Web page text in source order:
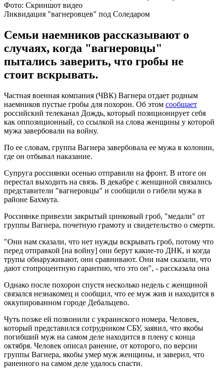
Фото: Скриншот видео
Ликвидация "вагнеровцев" под Соледаром
Семьи наемников рассказывают о
случаях, когда "вагнеровцы"
пытались заверить, что гробы не
стоит вскрывать.
Частная военная компания (ЧВК) Вагнера отдает родным
наемников пустые гробы для похорон. Об этом сообщает
российский телеканал Дождь, который позиционирует себя
как оппозиционный, со ссылкой на слова женщины у которой
мужа завербовали на войну.
По ее словам, группа Вагнера завербовала ее мужа в колонии,
где он отбывал наказание.
Супруга россиянки осенью отправили на фронт. В итоге он
перестал выходить на связь. В декабре с женщиной связались
представители "вагнеровцы" и сообщили о гибели мужа в
районе Бахмута.
Россиянке привезли закрытый цинковый гроб, "медали" от
группы Вагнера, почетную грамоту и свидетельство о смерти.
"Они нам сказали, что нет нужды вскрывать гроб, потому что
перед отправкой [на войну] они берут какие-то ДНК, и когда
трупы обнаруживают, они сравнивают. Они нам сказали, что
дают стопроцентную гарантию, что это он", - рассказала она
Однако после похорон спустя несколько недель с женщиной
связался незнакомец и сообщил, что ее муж жив и находится в
оккупированном городе Дебальцево.
Чуть позже ей позвонили с украинского номера. Человек,
который представился сотрудником СБУ, заявил, что якобы
погибший муж на самом деле находится в плену с конца
октября. Человек описал ранение, от которого, по версии
группы Вагнера, якобы умер муж женщины, и заверил, что
раненного на самом деле удалось спасти.